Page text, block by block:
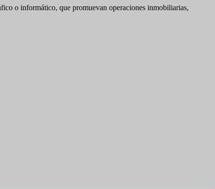
o informático, que promuevan operaciones inmobiliarias,